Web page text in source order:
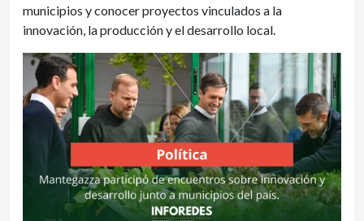
municipios y conocer proyectos vinculados a la
innovación, la producción y el desarrollo local.